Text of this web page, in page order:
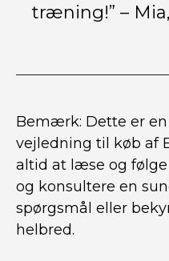
træning!” –
Bemærk: Dette er
vejledning til køb af
altid at læse og
og konsultere en
spørgsmål eller
helbred.